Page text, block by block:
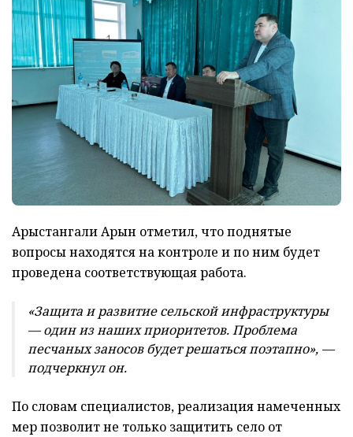
Арыстангали Арын отметил, что поднятые
вопросы находятся на контроле и по ним будет
проведена соответствующая работа.
«Защита и развитие сельской инфраструктуры
— один из наших приоритетов. Проблема
песчаных заносов будет решаться поэтапно», —
подчеркнул он.
По словам специалистов, реализация намеченных
мер позволит не только защитить село от